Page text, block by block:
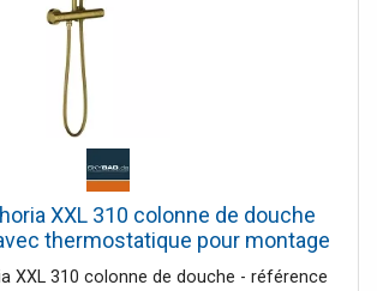
XXL 310 colonne de douche
thermostatique pour montage
mural
XXL 310 colonne de douche - référence